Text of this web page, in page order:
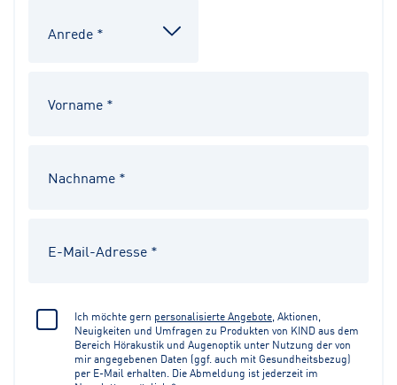
Ich möchte gern personalisierte Angebote, Aktionen,
Neuigkeiten und Umfragen zu Produkten von KIND aus dem
Bereich Hörakustik und Augenoptik unter Nutzung der von
mir angegebenen Daten (ggf. auch mit Gesundheitsbezug)
per E-Mail erhalten. Die Abmeldung ist jederzeit im